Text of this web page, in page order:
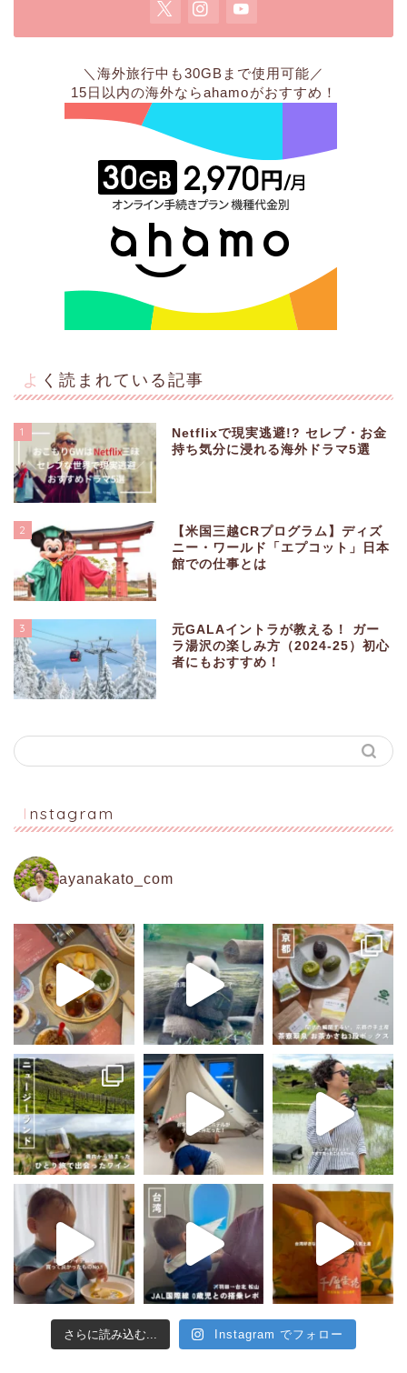
＼海外旅行中も30GBまで使用可能／
15日以内の海外ならahamoがおすすめ！
よく読まれている記事
1
Netflixで現実逃避!? セレブ・お金
持ち気分に浸れる海外ドラマ5選
2
【米国三越CRプログラム】ディズ
ニー・ワールド「エプコット」日本
館での仕事とは
3
元GALAイントラが教える！ ガー
ラ湯沢の楽しみ方（2024-25）初心
者にもおすすめ！
Instagram
ayanakato_com
さらに読み込む... Instagram でフォロー